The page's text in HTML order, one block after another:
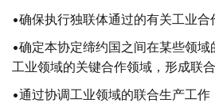
•确保执行独联体通过的有关工业合
•确定本协定缔约国之间在某些领
工业领域的关键合作领域，形成联
•通过协调工业领域的联合生产工